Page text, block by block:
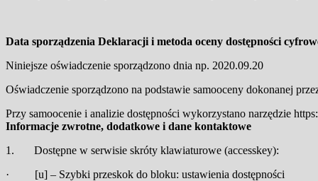
Data sporządzenia Deklaracji i metoda oceny dostępności
Niniejsze oświadczenie sporządzono dnia np. 2020.09.20
Oświadczenie sporządzono na podstawie samooceny dokonanej
Przy samoocenie i analizie dostępności wykorzystano narzędzie
Informacje zwrotne, dodatkowe i dane kontaktowe
1. Dostępne w serwisie skróty klawiaturowe (accesskey):
· [u] – Szybki przeskok do bloku: ustawienia dostępności